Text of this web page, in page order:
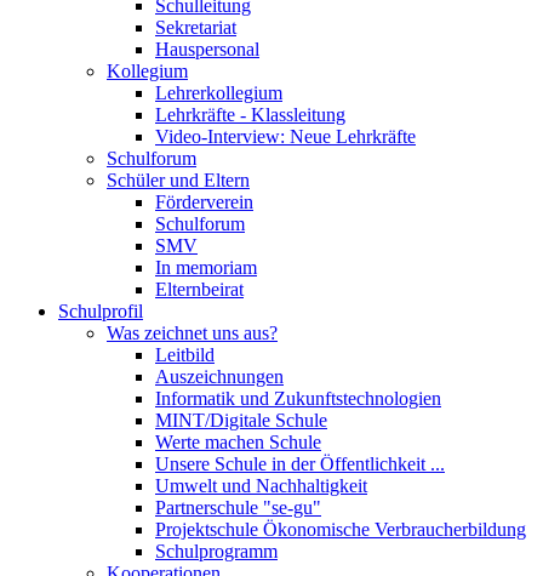
Schulleitung
Sekretariat
Hauspersonal
Kollegium
Lehrerkollegium
Lehrkräfte - Klassleitung
Video-Interview: Neue Lehrkräfte
Schulforum
Schüler und Eltern
Förderverein
Schulforum
SMV
In memoriam
Elternbeirat
Schulprofil
Was zeichnet uns aus?
Leitbild
Auszeichnungen
Informatik und Zukunftstechnologien
MINT/Digitale Schule
Werte machen Schule
Unsere Schule in der Öffentlichkeit ...
Umwelt und Nachhaltigkeit
Partnerschule "se-gu"
Projektschule Ökonomische Verbraucherbildung
Schulprogramm